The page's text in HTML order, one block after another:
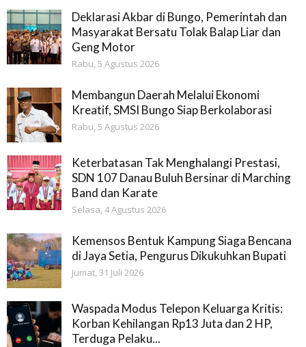
Deklarasi Akbar di Bungo, Pemerintah dan
Masyarakat Bersatu Tolak Balap Liar dan
Geng Motor
Rabu, 5 Agustus 2026
Membangun Daerah Melalui Ekonomi
Kreatif, SMSI Bungo Siap Berkolaborasi
Rabu, 5 Agustus 2026
Keterbatasan Tak Menghalangi Prestasi,
SDN 107 Danau Buluh Bersinar di Marching
Band dan Karate
Selasa, 4 Agustus 2026
Kemensos Bentuk Kampung Siaga Bencana
di Jaya Setia, Pengurus Dikukuhkan Bupati
Jumat, 31 Juli 2026
Waspada Modus Telepon Keluarga Kritis:
Korban Kehilangan Rp13 Juta dan 2 HP,
Terduga Pelaku...